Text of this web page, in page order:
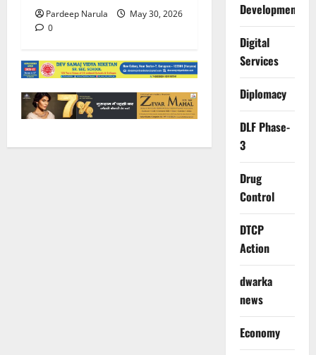
Pardeep Narula
May 30, 2026
0
Development
Digital
Services
Diplomacy
DLF Phase-
3
Drug
Control
DTCP
Action
dwarka
news
Economy